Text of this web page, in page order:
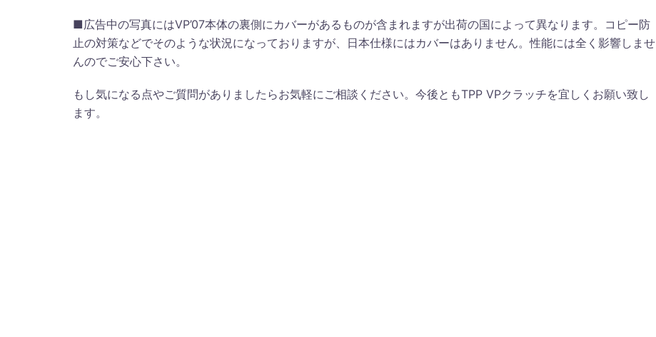
■広告中の写真にはVP’07本体の裏側にカバーがあるものが含まれますが出荷の国によって異なります。コピー防
止の対策などでそのような状況になっておりますが、日本仕様にはカバーはありません。性能には全く影響しませ
んのでご安心下さい。
もし気になる点やご質問がありましたらお気軽にご相談ください。今後ともTPP VPクラッチを宜しくお願い致し
ます。